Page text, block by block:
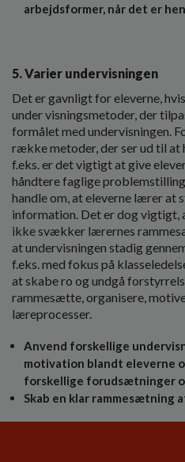
arbejdsformer, når det er
5. Varier undervisningen
Det er gavnligt for eleverne,
under­ visningsmetoder, der
formålet med undervisningen.
række metoder, der ser ud til at
f.eks. er det vigtigt at give
håndtere faglige
handle om, at eleverne lærer at
information. Det er dog vigtigt,
ikke svækker lærer­nes
at undervisningen stadig
f.eks. med fokus på
at skabe ro og undgå
rammesætte, organi­sere,
læreprocesser.
Anvend forskellige
motivation blandt eleverne
forskellige forudsætninger
Skab en klar rammesætning